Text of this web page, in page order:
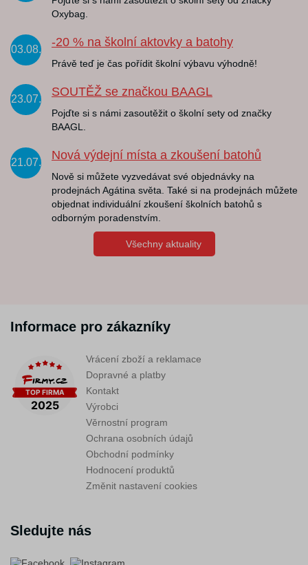
Oxybag.
03.08.
-20 % na školní aktovky a batohy
Právě teď je čas pořídit školní výbavu výhodně!
23.07.
SOUTĚŽ se značkou BAAGL
Pojďte si s námi zasoutěžit o školní sety od značky
BAAGL.
21.07.
Nová výdejní místa a zkoušení batohů
Nově si můžete vyzvedávat své objednávky na
prodejnách Agátina světa. Také si na prodejnách můžete
objednat individuální zkoušení školních batohů s
odborným poradenstvím.
Všechny aktuality
Informace pro zákazníky
Vrácení zboží a reklamace
Dopravné a platby
Kontakt
Výrobci
Věrnostní program
Ochrana osobních údajů
Obchodní podmínky
Hodnocení produktů
Změnit nastavení cookies
Sledujte nás